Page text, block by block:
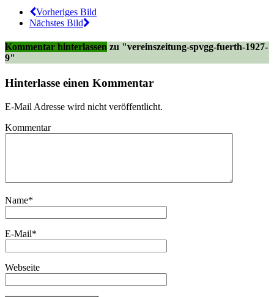
Vorheriges Bild
Nächstes Bild
Kommentar hinterlassen zu "vereinszeitung-spvgg-fuerth-1927-
9"
Hinterlasse einen Kommentar
E-Mail Adresse wird nicht veröffentlicht.
Kommentar
Name*
E-Mail*
Webseite